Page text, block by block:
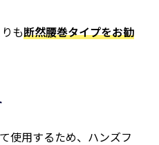
も断然腰巻タイプをお勧
使用するため、ハンズフ